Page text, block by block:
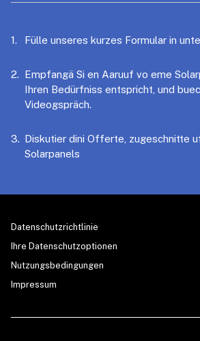
Fülle unseres kurzes Formular in
Empfangä Si en Aaruuf vo eme
Ihren Bedürfniss entspricht, und
Videogspräch.
Diskutier dini Offerte, zugeschnitte
Solarpanels
Datenschutzrichtlinie
Ihre Datenschutzoptionen
Nutzungsbedingungen
Impressum